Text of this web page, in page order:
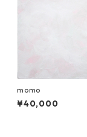
momo
¥40,000